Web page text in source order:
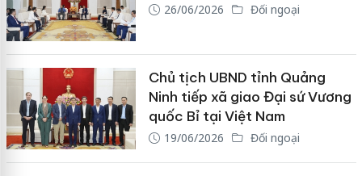
26/06/2026 Đối ngoại
Chủ tịch UBND tỉnh Quảng
Ninh tiếp xã giao Đại sứ Vương
quốc Bỉ tại Việt Nam
19/06/2026 Đối ngoại